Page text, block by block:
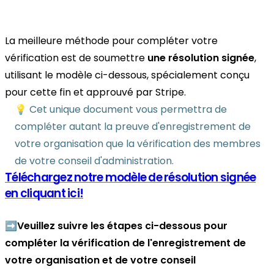
La meilleure méthode pour compléter votre
vérification est de soumettre une résolution signée,
utilisant le modèle ci-dessous, spécialement conçu
pour cette fin et approuvé par Stripe.
💡 Cet unique document vous permettra de
compléter autant la preuve d'enregistrement de
votre organisation que la vérification des membres
de votre conseil d'administration.
Téléchargez notre modèle de résolution signée
en cliquant ici!
➡️Veuillez suivre les étapes ci-dessous pour
compléter la vérification de l'enregistrement de
votre organisation et de votre conseil